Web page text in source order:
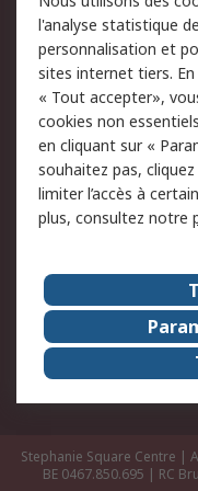
Retours
Track & trace
Legal
Politique de
Politique de
des données -
jour
A propos de RS
Le groupe RS
RS dans le monde
ESG
Stephanie Square Centre |
BE 0467.850.695 | RC
l'analyse statistique
personnalisation et
sites internet tiers.
« Tout accepter»,
cookies non
en cliquant sur «
souhaitez pas,
limiter l’accès à
plus, consultez notre